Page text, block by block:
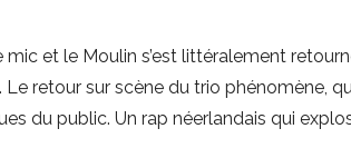
et le Moulin s’est littéralement
retour sur scène du trio phénomène,
du public. Un rap néerlandais qui